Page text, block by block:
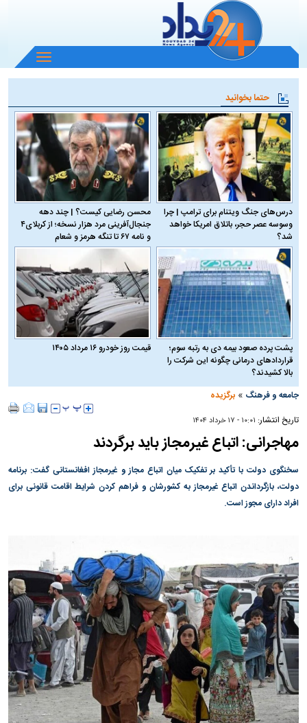
باز
و
منو
حتما بخوانید
درس‌های جنگ ویتنام برای ترامپ | چرا
وسوسه عصر حجر، باتلاق امریکا خواهد
شد؟
محسن رضایی کیست؟ | چند دهه
جنجال‌آفرینی مرد هزار نسخه؛ از کربلای۴
و نامه ۶۷ تا تنگه هرمز و شعام
پشت پرده صعود بیمه دی به رتبه سوم؛
قراردادهای درمانی چگونه این شرکت را
بالا کشیدند؟
قیمت روز خودرو ۱۶ مرداد ۱۴۰۵
جامعه و فرهنگ »برگزیده
تاریخ انتشار: ۱۰:۰۱ - ۱۷ خرداد ۱۴۰۴
مهاجرانی: اتباع غیرمجاز باید برگردند
سخنگوی دولت با تأکید بر تفکیک میان اتباع مجاز و غیرمجاز افغانستانی گفت: برنامه
دولت، بازگرداندن اتباع غیرمجاز به کشورشان و فراهم کردن شرایط اقامت قانونی برای
افراد دارای مجوز است.